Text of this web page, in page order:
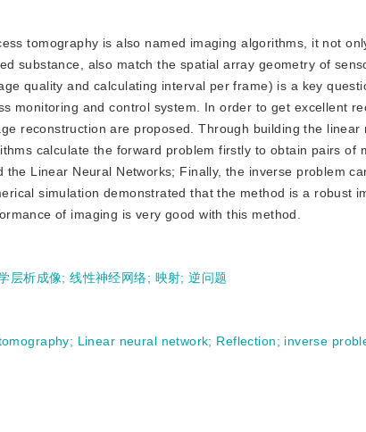
tomography is also named imaging algorithms, it not
substance, also match the spatial array geometry of
quality and calculating interval per frame) is a key
monitoring and control system. In order to get excellent
reconstruction are proposed. Through building the
calculate the forward problem firstly to obtain pairs of
the Linear Neural Networks; Finally, the inverse problem
simulation demonstrated that the method is a robust
of imaging is very good with this method.
层析成像;线性神经网络; 映射;逆问题
; Linear neural network; Reflection; inverse